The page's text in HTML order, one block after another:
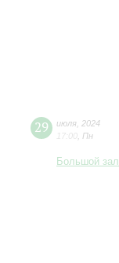
29 июля 2024
17:00 Пн
Большой зал